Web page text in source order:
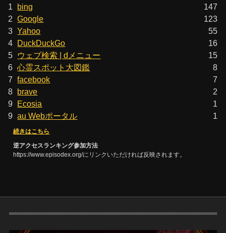
1
bing
147
2 Google
123
3 Yahoo
55
4
DuckDuckGo
16
5
ウェブ検索 | dメニュー
15
6 心霊スポット大図鑑
8
7 facebook
7
8
brave
2
9
Ecosia
1
9 au Webポータル 1
続きはこちら
逆アクセスランキング参加方法
https://www.episodex.org/にリンクいただければ反映されます。